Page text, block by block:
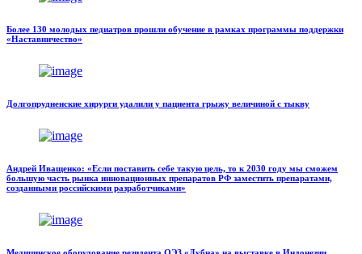
Более 130 молодых педиатров прошли обучение в рамках программы поддержки
«Наставничество»
Долгопрудненские хирурги удалили у пациента грыжу величиной с тыкву
Андрей Иващенко: «Если поставить себе такую цель, то к 2030 году мы сможем
большую часть рынка инновационных препаратов РФ заместить препаратами,
созданными российскими разработчиками»